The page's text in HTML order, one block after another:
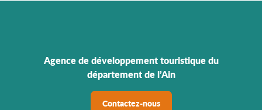
Agence de développement touristique du
département de l’Ain
Contactez-nous